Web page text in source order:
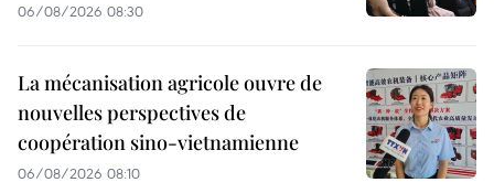
06/08/2026 08:30
La mécanisation agricole ouvre de
nouvelles perspectives de
coopération sino-vietnamienne
06/08/2026 08:10